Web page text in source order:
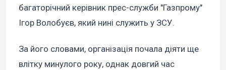
багаторічний керівник прес-служби "Газпрому"
Ігор Волобуєв, який нині служить у ЗСУ.
За його словами, організація почала діяти ще
влітку минулого року, однак довгий час